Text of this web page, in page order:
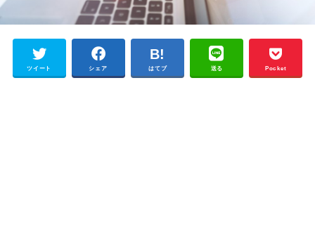
ツイート シェア はてブ 送る Pocket